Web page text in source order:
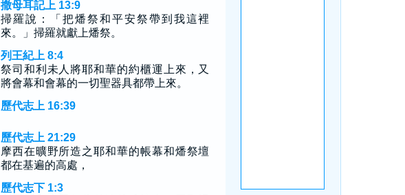
撒母耳記上 13:9
掃羅說：「把燔祭和平安祭帶到我這裡
來。」掃羅就獻上燔祭。
列王紀上 8:4
祭司和利未人將耶和華的約櫃運上來，又
將會幕和會幕的一切聖器具都帶上來。
歷代志上 16:39
歷代志上 21:29
摩西在曠野所造之耶和華的帳幕和燔祭壇
都在基遍的高處，
歷代志下 1:3